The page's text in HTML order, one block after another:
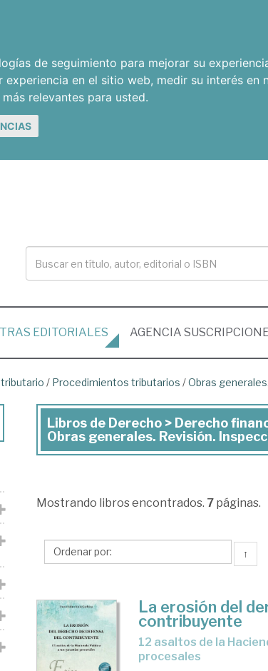
de seguimiento para mejorar su
experiencia en el sitio web, medir su interés en
relevantes para usted.
EDITORIALES AGENCIA
/ Procedimientos tributarios /Obras
Libros
de
>
financiero
y
>
Procedimientos
tributarios
Libros de Derecho > Derecho
Obras generales. Revisión.
Mostrando libros encontrados. 7páginas.
↑
La erosión del
contribuyente
12 asaltos de la Hacienda Pública a sus garantías
procesales